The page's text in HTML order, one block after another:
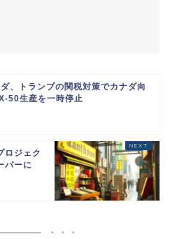
、トランプの関税対策でカナダ向
50生産を一時停止
ロジェク
パーに